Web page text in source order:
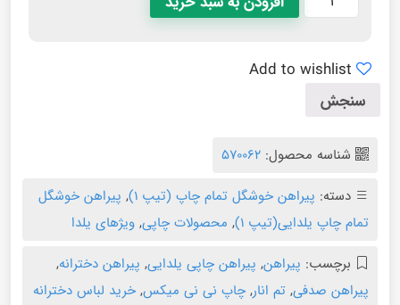
Add to wishlist
سنجش
شناسه محصول: 570062
دسته: پیراهن خوشگل تمام چاپ (تیپ ۱) , پیراهن خوشگل
تمام چاپ یلدایی(تیپ ۱)
, محصولات چاپی, ویژهای یلدا
برچسب: پیراهن, پیراهن چاپی یلدایی, پیراهن دخترانه,
پیراهن صدفی, تم انار, چاپ نی نی میکس, خرید لباس دخترانه